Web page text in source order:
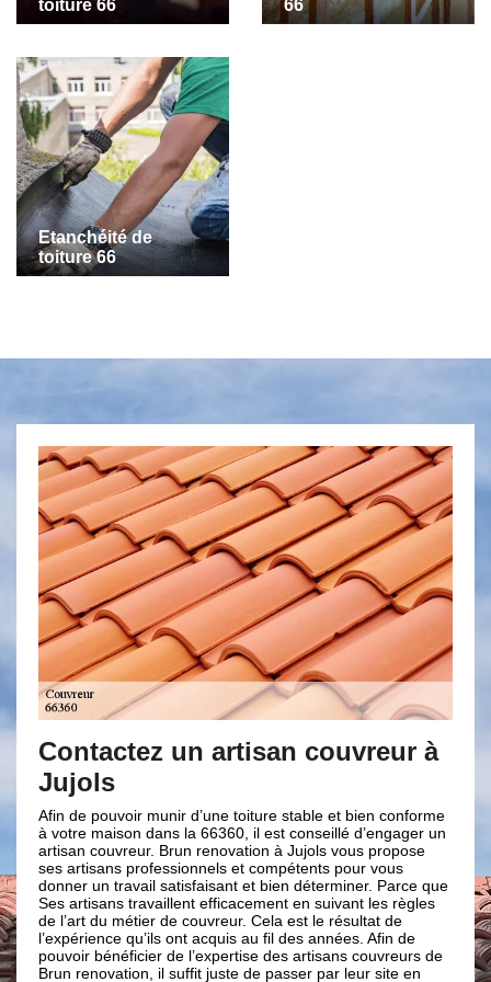
toiture 66 66
Etanchéité de
toiture 66
artisan couvreur à
d’une toiture stable et bien conforme
la 66360, il est conseillé d’engager un
renovation à Jujols vous propose
et compétents pour vous
et bien déterminer. Parce que
efficacement en suivant les règles
couvreur. Cela est le résultat de
acquis au fil des années. Afin de
l’expertise des artisans couvreurs de
juste de passer par leur site en
Des travaux
Notre entreprise de
parfaitement tous les
tout en respectant les règles
nécessitant le travail en
entreprise de couverture
tout moment. Peu importe
où en hiver, notre équipe
capacités et aptitudes pour
qualité dans le cadre de la
si vous envisagez de faire